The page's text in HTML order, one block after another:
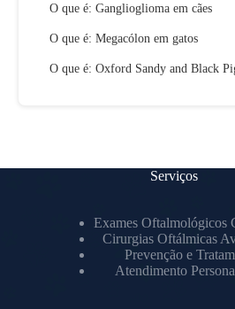
O que é: Ganglioglioma em cães
O que é: Megacólon em gatos
O que é: Oxford Sandy and Black
Serviços
Exames Oftalmológicos
Cirurgias Oftálmicas
Prevenção e
Atendimento